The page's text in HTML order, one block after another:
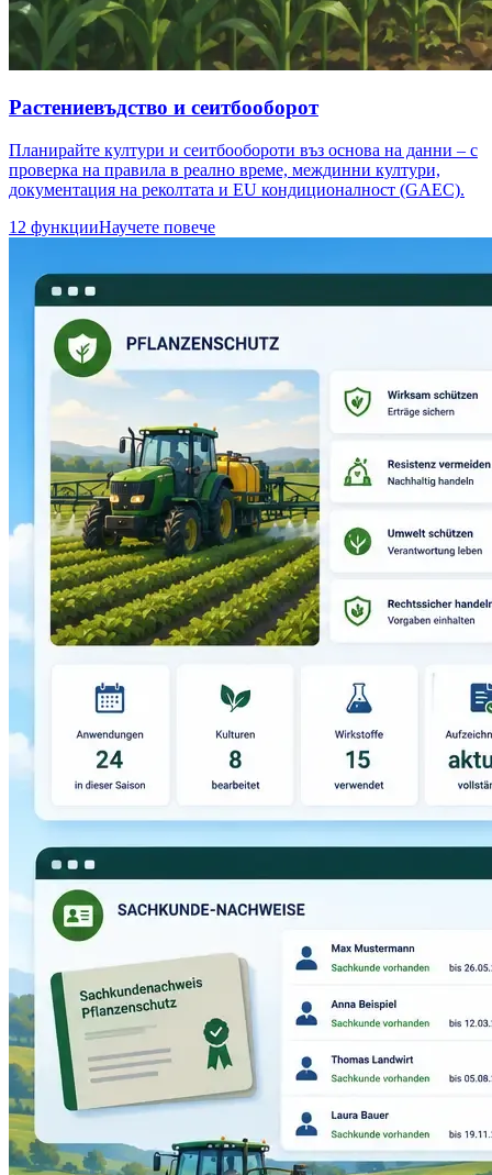
Растениевъдство и сеитбооборот
Планирайте култури и сеитбообороти въз основа на данни – с
проверка на правила в реално време, междинни култури,
документация на реколтата и EU кондиционалност (GAEC).
12 функцииНаучете повече